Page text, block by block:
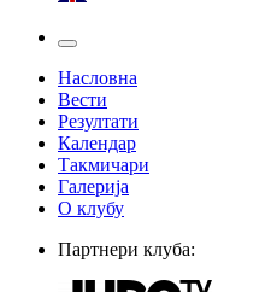
Насловна
Вести
Резултати
Календар
Такмичари
Галерија
О клубу
Партнери клуба: